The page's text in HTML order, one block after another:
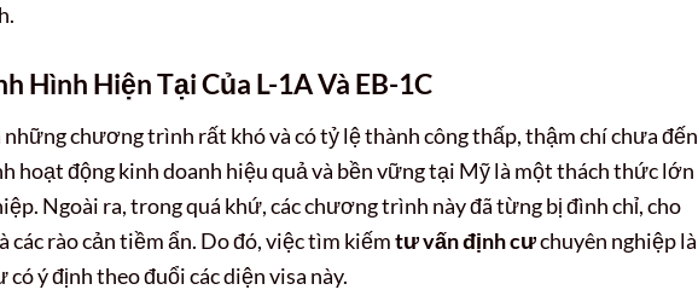
Hình Hiện Tại Của L-1A Và EB-1C
những chương trình rất khó và có tỷ lệ thành công thấp, thậm chí chưa đến
hoạt động kinh doanh hiệu quả và bền vững tại Mỹ là một thách thức lớn
Ngoài ra, trong quá khứ, các chương trình này đã từng bị đình chỉ, cho
các rào cản tiềm ẩn. Do đó, việc tìm kiếmtư vấn định cưchuyên nghiệp là
ý định theo đuổi các diện visa này.